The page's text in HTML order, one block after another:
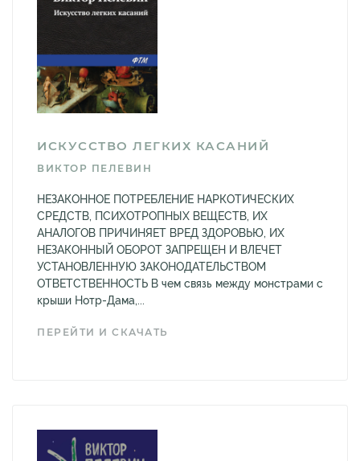
ИСКУССТВО ЛЕГКИХ КАСАНИЙ
ВИКТОР ПЕЛЕВИН
НЕЗАКОННОЕ ПОТРЕБЛЕНИЕ НАРКОТИЧЕСКИХ
СРЕДСТВ, ПСИХОТРОПНЫХ ВЕЩЕСТВ, ИХ
АНАЛОГОВ ПРИЧИНЯЕТ ВРЕД ЗДОРОВЬЮ, ИХ
НЕЗАКОННЫЙ ОБОРОТ ЗАПРЕЩЕН И ВЛЕЧЕТ
УСТАНОВЛЕННУЮ ЗАКОНОДАТЕЛЬСТВОМ
ОТВЕТСТВЕННОСТЬ В чем связь между монстрами с
крыши Нотр-Дама,...
ПЕРЕЙТИ И СКАЧАТЬ